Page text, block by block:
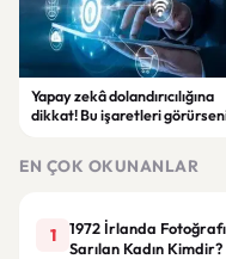
Yapay zekâ dolandırıcılığına
dikkat! Bu işaretleri
EN ÇOK OKUNANLAR
1
1972 İrlanda
Sarılan Kadın Kimdir?